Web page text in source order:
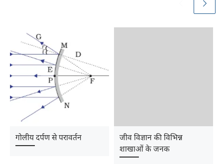
गोलीय दर्पण से परावर्तन
जीव विज्ञान की विभिन्न
शाखाओं के जनक